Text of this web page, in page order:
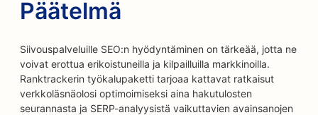
Päätelmä
Siivouspalveluille SEO:n hyödyntäminen on tärkeää, jotta ne
voivat erottua erikoistuneilla ja kilpailluilla markkinoilla.
Ranktrackerin työkalupaketti tarjoaa kattavat ratkaisut
verkkoläsnäolosi optimoimiseksi aina hakutulosten
seurannasta ja SERP-analyysistä vaikuttavien avainsanojen